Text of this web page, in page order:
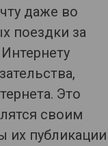
даже во
поездки за
Это
своим
их публикации